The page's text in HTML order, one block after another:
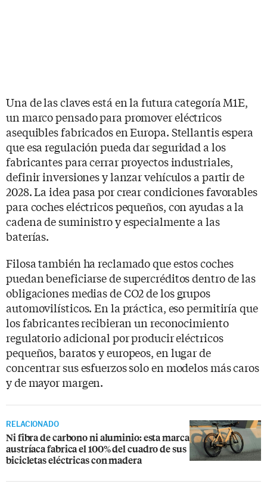
Una de las claves está en la futura categoría M1E,
un marco pensado para promover eléctricos
asequibles fabricados en Europa. Stellantis espera
que esa regulación pueda dar seguridad a los
fabricantes para cerrar proyectos industriales,
definir inversiones y lanzar vehículos a partir de
2028. La idea pasa por crear condiciones favorables
para coches eléctricos pequeños, con ayudas a la
cadena de suministro y especialmente a las
baterías.
Filosa también ha reclamado que estos coches
puedan beneficiarse de supercréditos dentro de las
obligaciones medias de CO2 de los grupos
automovilísticos. En la práctica, eso permitiría que
los fabricantes recibieran un reconocimiento
regulatorio adicional por producir eléctricos
pequeños, baratos y europeos, en lugar de
concentrar sus esfuerzos solo en modelos más caros
y de mayor margen.
RELACIONADO
Ni fibra de carbono ni aluminio: esta marca
austríaca fabrica el 100% del cuadro de sus
bicicletas eléctricas con madera